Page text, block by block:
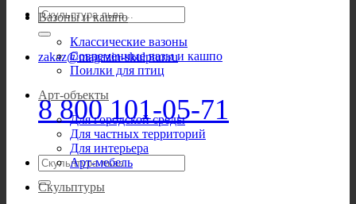
Искать:
zakaz@magazin-skulptur.ru
8 800 101-05-71
Искать:
Вазоны и кашпо
Классические вазоны
Современные вазы и кашпо
Поилки для птиц
Арт-объекты
Для городской среды
Для частных территорий
Для интерьера
Арт-мебель
Скульптуры